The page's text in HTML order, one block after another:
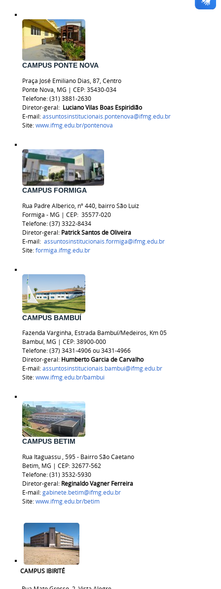
CAMPUS PONTE NOVA
Praça José Emiliano Dias, 87, Centro
Ponte Nova, MG | CEP: 35430-034
Telefone: (31) 3881-2630
Diretor-geral: Luciano Vilas Boas Espiridião
E-mail:assuntosinstitucionais.pontenova@ifmg.edu.br
Site:www.ifmg.edu.br/pontenova
CAMPUS FORMIGA
Rua Padre Alberico, nº 440, bairro São Luiz
Formiga - MG | CEP: 35577-020
Telefone: (37) 3322-8434
Diretor-geral: Patrick Santos de Oliveira
E-mail: assuntosinstitucionais.formiga@ifmg.edu.br
Site:formiga.ifmg.edu.br
CAMPUS BAMBUÍ
Fazenda Varginha, Estrada Bambuí/Medeiros, Km 05
Bambuí, MG | CEP: 38900-000
Telefone: (37) 3431-4906 ou 3431-4966
Diretor-geral: Humberto Garcia de Carvalho
E-mail:assuntosinstitucionais.bambui@ifmg.edu.br
Site:www.ifmg.edu.br/bambui
CAMPUS BETIM
Rua Itaguassu, 595 - Bairro São Caetano
Betim, MG | CEP:32677-562
Telefone: (31) 3532-5930
Diretor-geral: Reginaldo Vagner Ferreira
E-mail:gabinete.betim@ifmg.edu.br
Site:www.ifmg.edu.br/betim
CAMPUS IBIRITÉ